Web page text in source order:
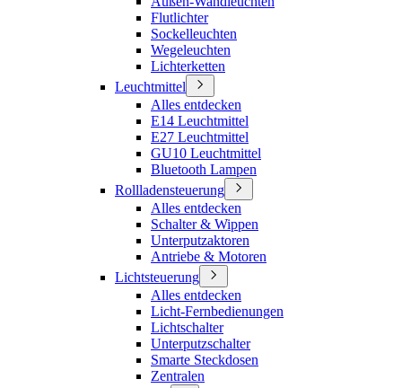
Flutlichter
Sockelleuchten
Wegeleuchten
Lichterketten
Leuchtmittel
Alles entdecken
E14 Leuchtmittel
E27 Leuchtmittel
GU10 Leuchtmittel
Bluetooth Lampen
Rollladensteuerung
Alles entdecken
Schalter & Wippen
Unterputzaktoren
Antriebe & Motoren
Lichtsteuerung
Alles entdecken
Licht-Fernbedienungen
Lichtschalter
Unterputzschalter
Smarte Steckdosen
Zentralen